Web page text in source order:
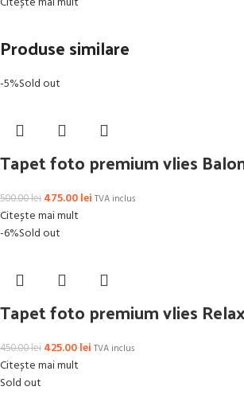
Produse similare
-5%Sold out
Tapet foto premium vlies
500.00lei 475.00lei TVA inclus
Citește mai mult
-6%Sold out
Tapet foto premium vlies
450.00lei 425.00lei TVA inclus
Citește mai mult
Sold out